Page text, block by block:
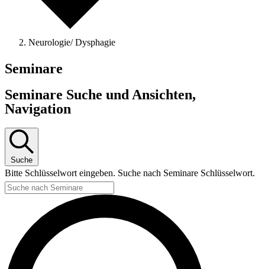
Neurologie/ Dysphagie
Seminare
Seminare Suche und Ansichten,
Navigation
Suche
Bitte Schlüsselwort eingeben. Suche nach Seminare Schlüsselwort.